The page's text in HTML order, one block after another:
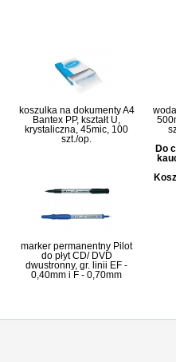
koszulka na dokumenty A4
Bantex PP, kształt U,
krystaliczna, 45mic, 100
szt./op.
Do
marker permanentny Pilot
do płyt CD/ DVD
dwustronny, gr. linii EF -
0,40mm i F - 0,70mm